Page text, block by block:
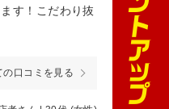
す！こだわり抜
の口コミを見る